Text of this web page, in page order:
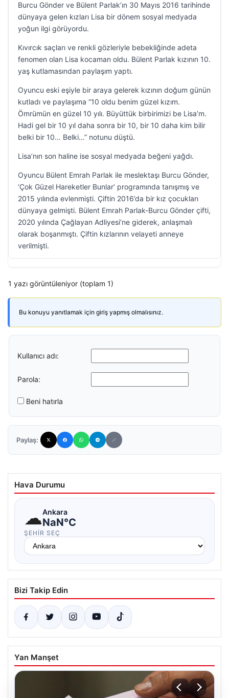
Burcu Gönder ve Bülent Parlak’ın 30 Mayıs 2016 tarihinde
dünyaya gelen kızları Lisa bir dönem sosyal medyada
yoğun ilgi görüyordu.
Kıvırcık saçları ve renkli gözleriyle bebekliğinde adeta
fenomen olan Lisa kocaman oldu. Bülent Parlak kızının 10.
yaş kutlamasından paylaşım yaptı.
Oyuncu eski eşiyle bir araya gelerek kızının doğum günün
kutladı ve paylaşıma “10 oldu benim güzel kızım.
Ömrümün en güzel 10 yılı. Büyüttük birbirimizi be Lisa’m.
Hadi gel bir 10 yıl daha sonra bir 10, bir 10 daha kim bilir
belki bir 10… Belki…” notunu düştü.
Lisa’nın son haline ise sosyal medyada beğeni yağdı.
Oyuncu Bülent Emrah Parlak ile meslektaşı Burcu Gönder,
‘Çok Güzel Hareketler Bunlar’ programında tanışmış ve
2015 yılında evlenmişti. Çiftin 2016’da bir kız çocukları
dünyaya gelmişti. Bülent Emrah Parlak-Burcu Gönder çifti,
2020 yılında Çağlayan Adliyesi’ne giderek, anlaşmalı
olarak boşanmıştı. Çiftin kızlarının velayeti anneye
verilmişti.
1 yazı görüntüleniyor (toplam 1)
Bu konuyu yanıtlamak için giriş yapmış olmalısınız.
Kullanıcı adı:
Parola:
Beni hatırla
Paylaş:
Hava Durumu
☁Ankara
NaN°C
ŞEHIR SEÇ
Bizi Takip Edin
Yan Manşet